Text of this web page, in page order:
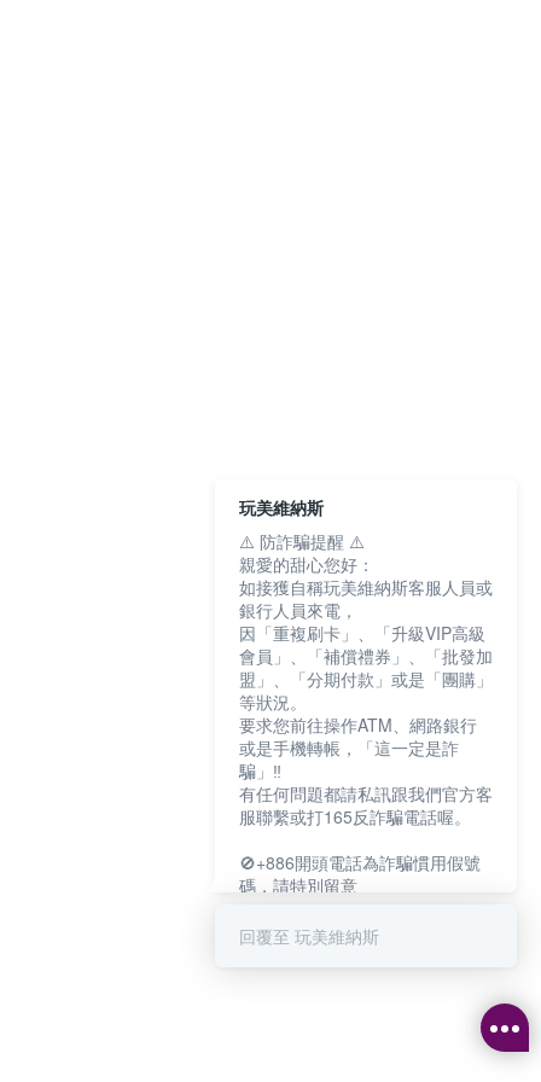
玩美維納斯
⚠️ 防詐騙提醒 ⚠️
親愛的甜心您好：
如接獲自稱玩美維納斯客服人員或
銀行人員來電，
因「重複刷卡」、「升級VIP高級
會員」、「補償禮券」、「批發加
盟」、「分期付款」或是「團購」
等狀況。
要求您前往操作ATM、網路銀行
或是手機轉帳，「這一定是詐
騙」‼️
有任何問題都請私訊跟我們官方客
服聯繫或打165反詐騙電話喔。
🚫+886開頭電話為詐騙慣用假號
碼，請特別留意
如何聯繫玩美維納斯客服?
可點擊下方對話框 "回覆 玩美維納
回覆至 玩美維納斯